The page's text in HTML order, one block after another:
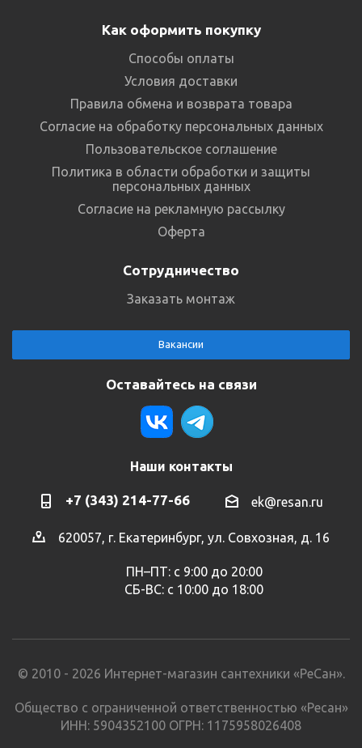
Как оформить покупку
Способы оплаты
Условия доставки
Правила обмена и возврата товара
Согласие на обработку персональных данных
Пользовательское соглашение
Политика в области обработки и защиты
персональных данных
Согласие на рекламную рассылку
Оферта
Сотрудничество
Заказать монтаж
Вакансии
Оставайтесь на связи
Наши контакты
+7 (343) 214-77-66 ek@resan.ru
620057, г. Екатеринбург, ул. Совхозная, д. 16
ПН–ПТ: с 9:00 до 20:00
СБ-ВС: с 10:00 до 18:00
© 2010 - 2026 Интернет-магазин сантехники «РеСан».
Общество с ограниченной ответственностью «Ресан»
ИНН: 5904352100 ОГРН: 1175958026408